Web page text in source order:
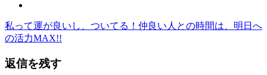
投
稿
ナ
前
の
事:
私って運が良いし、ついてる！仲良い人との時間は、明日へ
の活力MAX!!
返信を残す